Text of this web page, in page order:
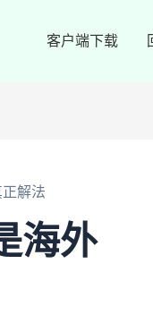
客户端下载
解法
海外